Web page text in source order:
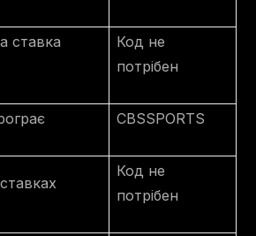
ставка
Код не
потрібен
CBSSPORTS
Код не
потрібен